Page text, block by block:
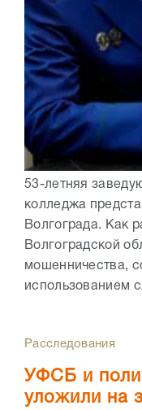
53-летняя
колледжа
Волгограда. Как
Волгоградской
мошенничества,
использованием
Расследования
УФСБ и
уложили на